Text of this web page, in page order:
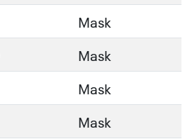
Mask
Mask
Mask
Mask